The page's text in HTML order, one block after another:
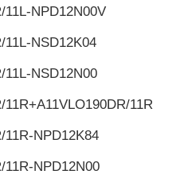
11L-NPD12N00V
11L-NSD12K04
11L-NSD12N00
11R+A11VLO190DR/11R
11R-NPD12K84
11R-NPD12N00